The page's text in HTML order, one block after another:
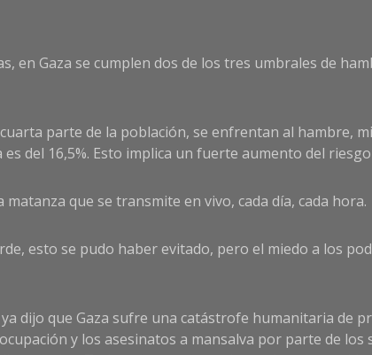
en Gaza se cumplen dos de los tres umbrales de
parte de la población, se enfrentan al hambre,
del 16,5%. Esto implica un fuerte aumento del
que se transmite en vivo, cada día, cada hora.
esto se pudo haber evitado, pero el miedo a los
dijo que Gaza sufre una catástrofe humanitaria de
y los asesinatos a mansalva por parte de